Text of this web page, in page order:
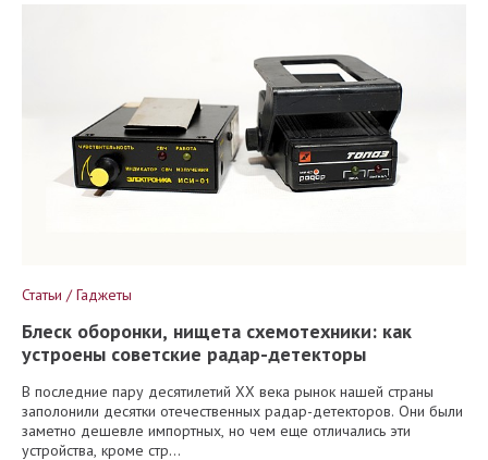
Статьи / Гаджеты
Блеск оборонки, нищета схемотехники: как
устроены советские радар-детекторы
В последние пару десятилетий XX века рынок нашей страны
заполонили десятки отечественных радар-детекторов. Они были
заметно дешевле импортных, но чем еще отличались эти
устройства, кроме стр...